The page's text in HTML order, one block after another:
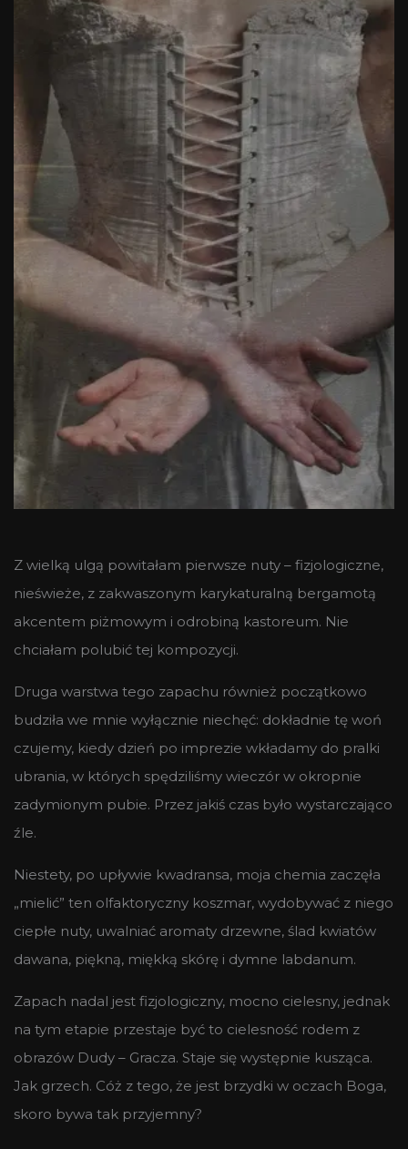
Z wielką ulgą powitałam pierwsze nuty – fizjologiczne,
nieświeże, z zakwaszonym karykaturalną bergamotą
akcentem piżmowym i odrobiną kastoreum. Nie
chciałam polubić tej kompozycji.
Druga warstwa tego zapachu również początkowo
budziła we mnie wyłącznie niechęć: dokładnie tę woń
czujemy, kiedy dzień po imprezie wkładamy do pralki
ubrania, w których spędziliśmy wieczór w okropnie
zadymionym pubie. Przez jakiś czas było wystarczająco
źle.
Niestety, po upływie kwadransa, moja chemia zaczęła
„mielić” ten olfaktoryczny koszmar, wydobywać z niego
ciepłe nuty, uwalniać aromaty drzewne, ślad kwiatów
dawana, piękną, miękką skórę i dymne labdanum.
Zapach nadal jest fizjologiczny, mocno cielesny, jednak
na tym etapie przestaje być to cielesność rodem z
obrazów Dudy – Gracza. Staje się występnie kusząca.
Jak grzech. Cóż z tego, że jest brzydki w oczach Boga,
skoro bywa tak przyjemny?